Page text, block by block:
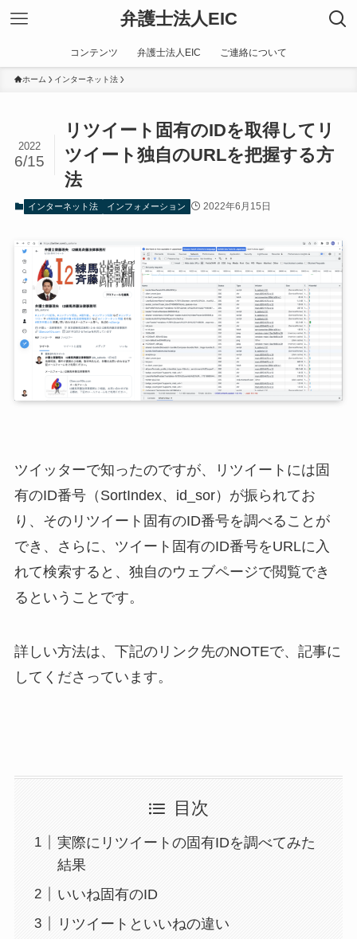
弁護士法人EIC
コンテンツ 弁護士法人EIC ご連絡について
ホーム インターネット法
リツイート固有のIDを取得してリ
ツイート独自のURLを把握する方
法
2022
6/15
インターネット法 インフォメーション 2022年6月15日
ツイッターで知ったのですが、リツイートには固
有のID番号（SortIndex、id_sor）が振られてお
り、そのリツイート固有のID番号を調べることが
でき、さらに、ツイート固有のID番号をURLに入
れて検索すると、独自のウェブページで閲覧でき
るということです。
詳しい方法は、下記のリンク先のNOTEで、記事に
してくださっています。
目次
実際にリツイートの固有IDを調べてみた
結果
いいね固有のID
リツイートといいねの違い